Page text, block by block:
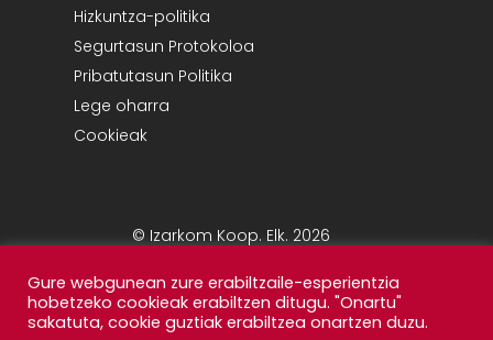
Hizkuntza-politika
Segurtasun Protokoloa
Pribatutasun Politika
Lege oharra
Cookieak
© Izarkom Koop. Elk. 2026
Gure webgunean zure erabiltzaile-esperientzia
hobetzeko cookieak erabiltzen ditugu. "Onartu"
sakatuta, cookie guztiak erabiltzea onartzen duzu.